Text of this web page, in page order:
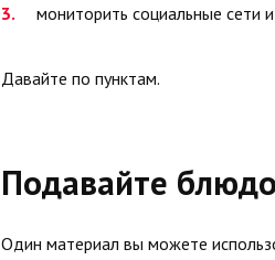
мониторить социальные сети
Давайте по пунктам.
Подавайте
Один материал вы можете